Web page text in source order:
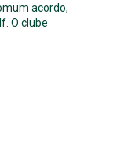
acordo,
O clube